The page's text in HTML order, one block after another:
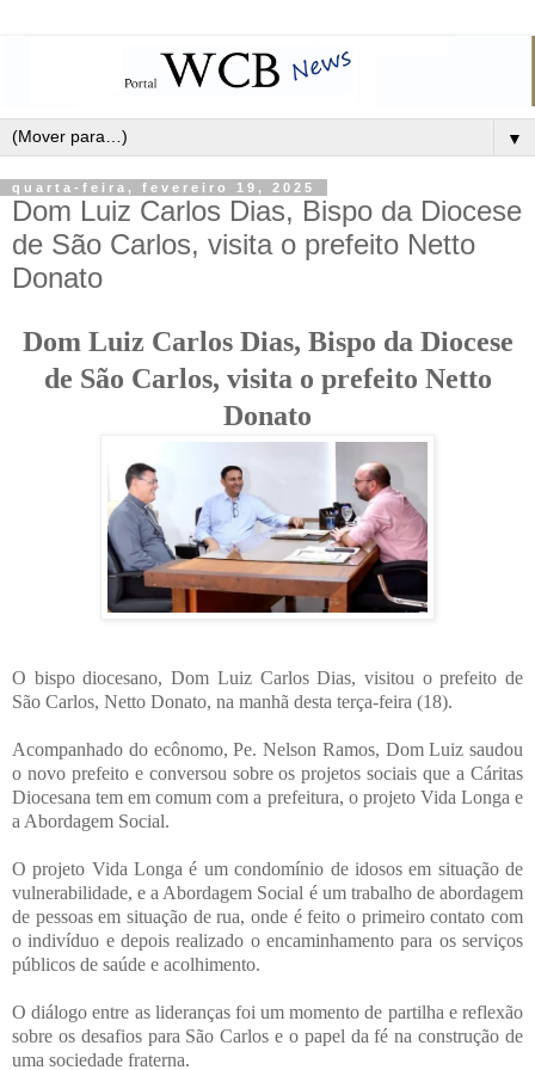
▼
quarta-feira, fevereiro 19, 2025
Dom Luiz Carlos Dias, Bispo da Diocese
de São Carlos, visita o prefeito Netto
Donato
Dom Luiz Carlos Dias, Bispo da Diocese
de São Carlos, visita o prefeito Netto
Donato
O bispo diocesano, Dom Luiz Carlos Dias, visitou o prefeito de
São Carlos, Netto Donato, na manhã desta terça-feira (18).
Acompanhado do ecônomo, Pe. Nelson Ramos, Dom Luiz saudou
o novo prefeito e conversou sobre os projetos sociais que a Cáritas
Diocesana tem em comum com a prefeitura, o projeto Vida Longa e
a Abordagem Social.
O projeto Vida Longa é um condomínio de idosos em situação de
vulnerabilidade, e a Abordagem Social é um trabalho de abordagem
de pessoas em situação de rua, onde é feito o primeiro contato com
o indivíduo e depois realizado o encaminhamento para os serviços
públicos de saúde e acolhimento.
O diálogo entre as lideranças foi um momento de partilha e reflexão
sobre os desafios para São Carlos e o papel da fé na construção de
uma sociedade fraterna.